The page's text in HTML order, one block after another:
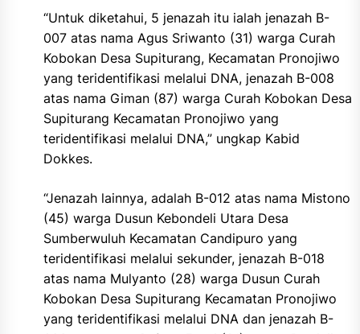
“Untuk diketahui, 5 jenazah itu ialah jenazah B-
007 atas nama Agus Sriwanto (31) warga Curah
Kobokan Desa Supiturang, Kecamatan Pronojiwo
yang teridentifikasi melalui DNA, jenazah B-008
atas nama Giman (87) warga Curah Kobokan Desa
Supiturang Kecamatan Pronojiwo yang
teridentifikasi melalui DNA,” ungkap Kabid
Dokkes.
“Jenazah lainnya, adalah B-012 atas nama Mistono
(45) warga Dusun Kebondeli Utara Desa
Sumberwuluh Kecamatan Candipuro yang
teridentifikasi melalui sekunder, jenazah B-018
atas nama Mulyanto (28) warga Dusun Curah
Kobokan Desa Supiturang Kecamatan Pronojiwo
yang teridentifikasi melalui DNA dan jenazah B-